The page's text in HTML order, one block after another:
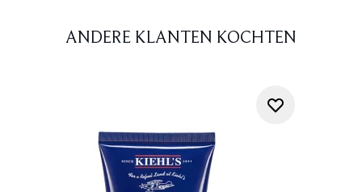
ANDERE KLANTEN KOCHTEN